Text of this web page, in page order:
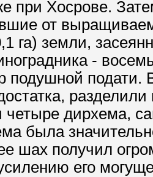
при Хосрове.
от
га) земли,
-
подушной подати.
четыре дирхема,
была
шах получил
его